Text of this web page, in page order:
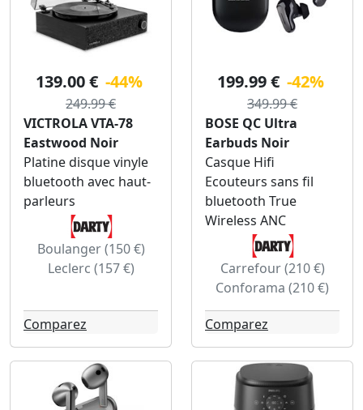
139.00 € -44%
249.99 €
VICTROLA VTA-78
Eastwood Noir
Platine disque vinyle
bluetooth avec haut-
parleurs
Boulanger (150 €)
Leclerc (157 €)
Comparez
199.99 € -42%
349.99 €
BOSE QC Ultra
Earbuds Noir
Casque Hifi
Ecouteurs sans fil
bluetooth True
Wireless ANC
Carrefour (210 €)
Conforama (210 €)
Comparez